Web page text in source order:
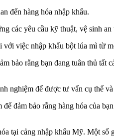
đến hàng hóa nhập khẩu.
các yêu cầu kỹ thuật, vệ sinh
việc nhập khẩu bột lúa mì từ
bảo rằng bạn đang tuân thủ tất
để được tư vấn cụ thể
đảm bảo rằng hàng hóa của
tại cảng nhập khẩu Mỹ. Một số